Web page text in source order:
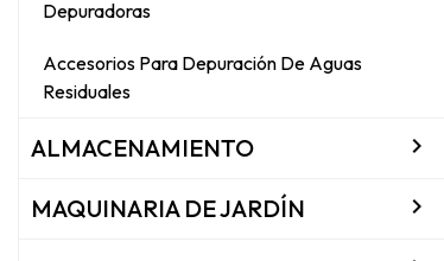
Depuradoras
Accesorios Para Depuración De Aguas
Residuales
ALMACENAMIENTO 
MAQUINARIA DE JARDÍN 